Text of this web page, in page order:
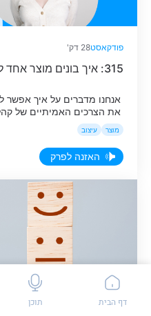
פודקאסט28 דק'
315: איך בונים מוצר אחד לאלף פרסונות שונות?
אנחנו מדברים על איך אפשר
את הצרכים האמיתיים של
לעיצוב הגיעה דווקא
שכבר קיימים במערכת, ולאו
האזינו לפרק באתר.
מוצר עיצוב
האזנה לפרק
שאלות / פידבק
דף הבית תוכן